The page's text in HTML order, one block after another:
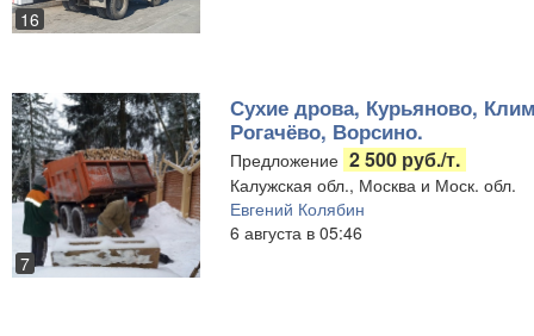
16
7
Сухие дрова, Курьяново,
Рогачёво, Ворсино.
Предложение 2 500 руб./т.
Калужская обл., Москва и Моск. обл.
Евгений Колябин
6 августа в 05:46